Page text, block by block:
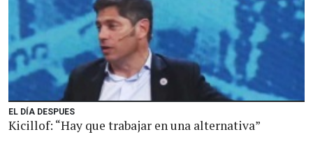
EL DÍA DESPUES
Kicillof: “Hay que trabajar en una alternativa”